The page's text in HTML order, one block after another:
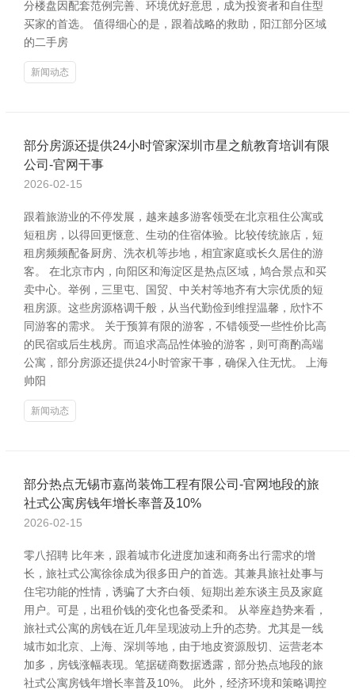
分楼盘因配套范例完善、环境优好意思，成为投资者和自住型
买家的首选。 值得细心的是，跟着战略的救助，阳江部分区域
的二手房
新闻动态
部分房源还提供24小时管家深圳市星之航教育培训有限
公司-官网干事
2026-02-15
跟着旅游业的不停发展，越来越多游客领受在北京租住公寓或
短租房，以得回更惬意、生动的住宿体验。比较传统旅店，短
租房频频配备厨房、洗衣机等步地，相宜家庭或长久居住的游
客。 在北京市内，向阳区和海淀区是热点区域，鸠合景点和买
卖中心。举例，三里屯、国贸、中关村等地齐有大宗优质的短
租房源。这些房源格调千般，从当代勤俭到维捏温馨，欣忭不
同游客的需求。 关于预算有限的游客，不错领受一些性价比高
的民宿或后生栈房。而追求高品性体验的游客，则可商酌高端
公寓，部分房源还提供24小时管家干事，确保入住无忧。 上海
帅阳
新闻动态
部分热点无锡市嘉尚装饰工程有限公司-官网地段的旅
社式公寓房钱年增长率普及10%
2026-02-15
零八招聘 比年来，跟着城市化进度加速和商务出行需求的增
长，旅社式公寓徐徐成为很多田户的首选。其兼具旅社处事与
住宅功能的性情，诱骗了大齐白领、短期出差东谈主员及家庭
用户。可是，出租价钱的变化也备受柔和。 从举座趋势来看，
旅社式公寓的房钱在近几年呈现波动上升的态势。尤其是一线
城市如北京、上海、深圳等地，由于地皮资源殷切、运营老本
加多，房钱涨幅表现。笔据磋商数据透露，部分热点地段的旅
社式公寓房钱年增长率普及10%。 此外，经济环境和策略调控